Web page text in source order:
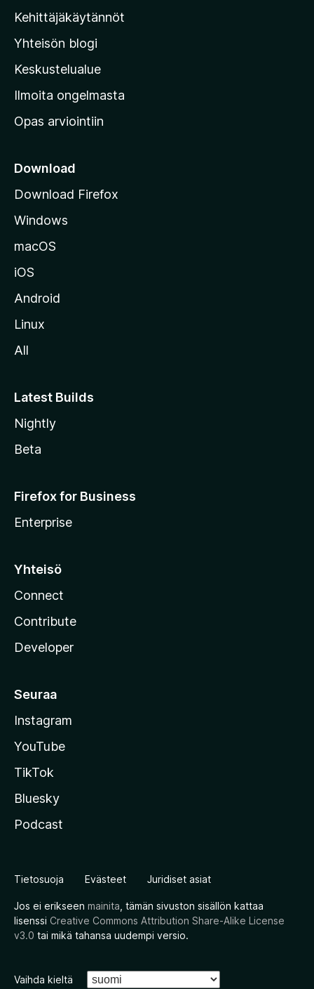
l
a
n
v
r
k
s
i
s
t
l
Kehittäjäkäytännöt
Yhteisön blogi
Keskustelualue
Ilmoita ongelmasta
Opas arviointiin
Download
Download Firefox
Windows
macOS
iOS
Android
Linux
All
Latest Builds
Nightly
Beta
Firefox for Business
Enterprise
Yhteisö
Connect
Contribute
Developer
Seuraa
Instagram
YouTube
TikTok
Bluesky
Podcast
Tietosuoja Evästeet Juridiset asiat
Jos ei erikseen mainita , tämän sivuston sisällön kattaa
lisenssi Creative Commons Attribution Share-Alike License
v3.0 tai mikä tahansa uudempi versio.
Vaihda kieltä